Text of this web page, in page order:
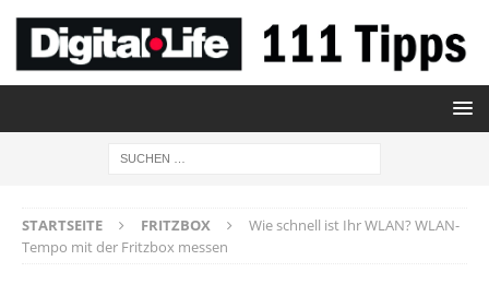
STARTSEITE FRITZBOX
Wie schnell ist Ihr WLAN? WLAN-
Tempo mit der Fritzbox messen